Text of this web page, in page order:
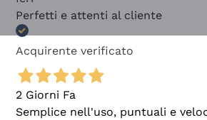
Perfetti e attenti al cliente
Acquirente verificato
2 Giorni Fa
Semplice nell'uso, puntuali e